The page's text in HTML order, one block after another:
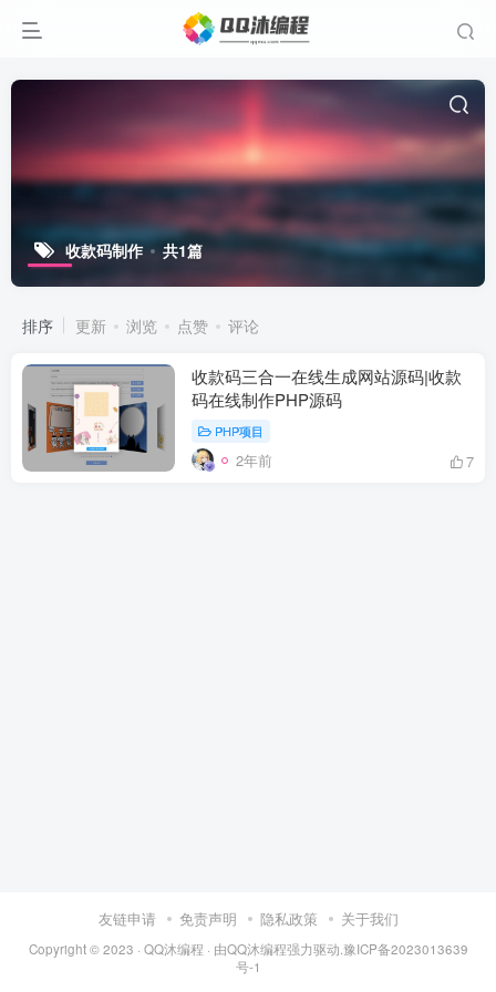
收款码制作 共1篇
排序 更新 浏览 点赞 评论
收款码三合一在线生成网站源码|收款
码在线制作PHP源码
PHP项目
2年前 7
友链申请 免责声明 隐私政策 关于我们
Copyright © 2023 · QQ沐编程 · 由QQ沐编程强力驱动. 豫ICP备2023013639
号-1